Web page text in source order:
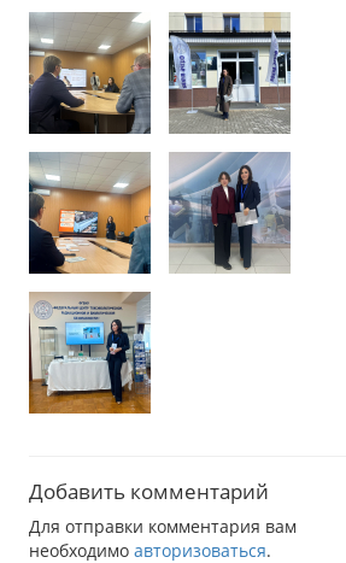
Добавить комментарий
Для отправки комментария вам
необходимо авторизоваться.